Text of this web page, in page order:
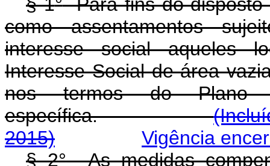
como assentamentos
interesse social aqueles
Interesse Social de área
nos termos do Plano
específica.
2015)
Vigência
§ 2°As medidas